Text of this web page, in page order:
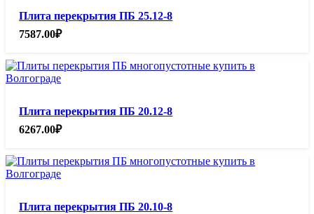
Плита перекрытия ПБ 25.12-8
7587.00₽
Плита перекрытия ПБ 20.12-8
6267.00₽
Плита перекрытия ПБ 20.10-8